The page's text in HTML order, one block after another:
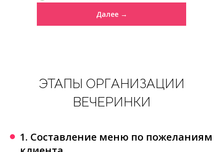
Далее →
ЭТАПЫ ОРГАНИЗАЦИИ
ВЕЧЕРИНКИ
1. Составление меню по пожеланиям
Подбор площадки
Декор и флористика